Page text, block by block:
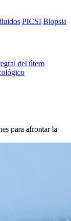
PICSI Biopsia
del útero
para afrontar la